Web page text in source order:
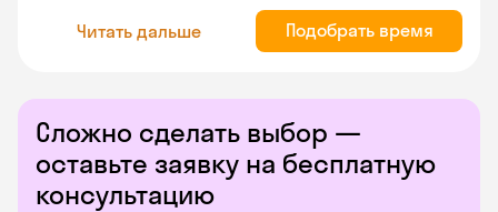
Читать дальше Подобрать время
Сложно сделать выбор —
оставьте заявку на бесплатную
консультацию